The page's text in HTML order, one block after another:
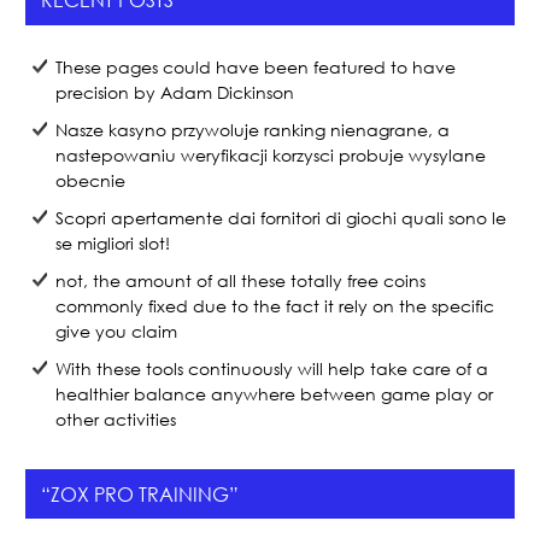
b
o
o
k
These pages could have been featured to have
precision by Adam Dickinson
Nasze kasyno przywoluje ranking nienagrane, a
nastepowaniu weryfikacji korzysci probuje wysylane
obecnie
Scopri apertamente dai fornitori di giochi quali sono le
se migliori slot!
not, the amount of all these totally free coins
commonly fixed due to the fact it rely on the specific
give you claim
With these tools continuously will help take care of a
healthier balance anywhere between game play or
other activities
“ZOX PRO TRAINING”